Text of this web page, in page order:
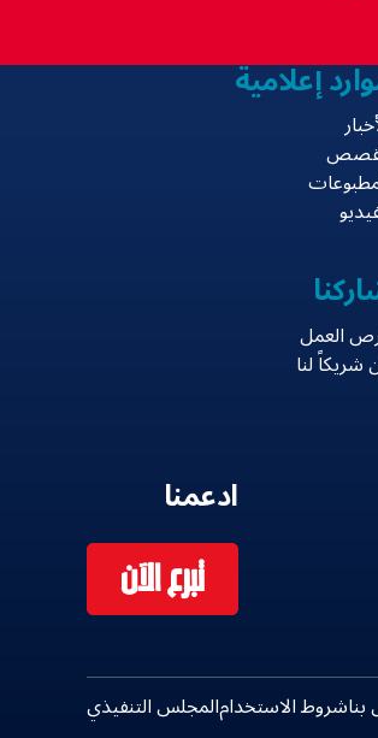
إعلامية
العمل
شريكاً لنا
ادعمنا
تبرع الآن
شروط الاستخدامالمجلس التنفيذي